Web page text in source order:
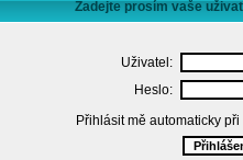
Zadejte prosím vaše
Uživatel:
Heslo:
Přihlásit mě automaticky